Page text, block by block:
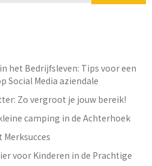
het Bedrijfsleven: Tips voor een
Social Media aziendale
Zo vergroot je jouw bereik!
camping in de Achterhoek
voor Kinderen in de Prachtige